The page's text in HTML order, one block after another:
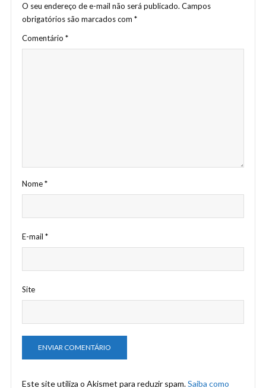
O seu endereço de e-mail não será publicado. Campos
obrigatórios são marcados com *
Comentário *
Nome*
E-mail *
Site
Este site utiliza o Akismet para reduzir spam.Saiba como